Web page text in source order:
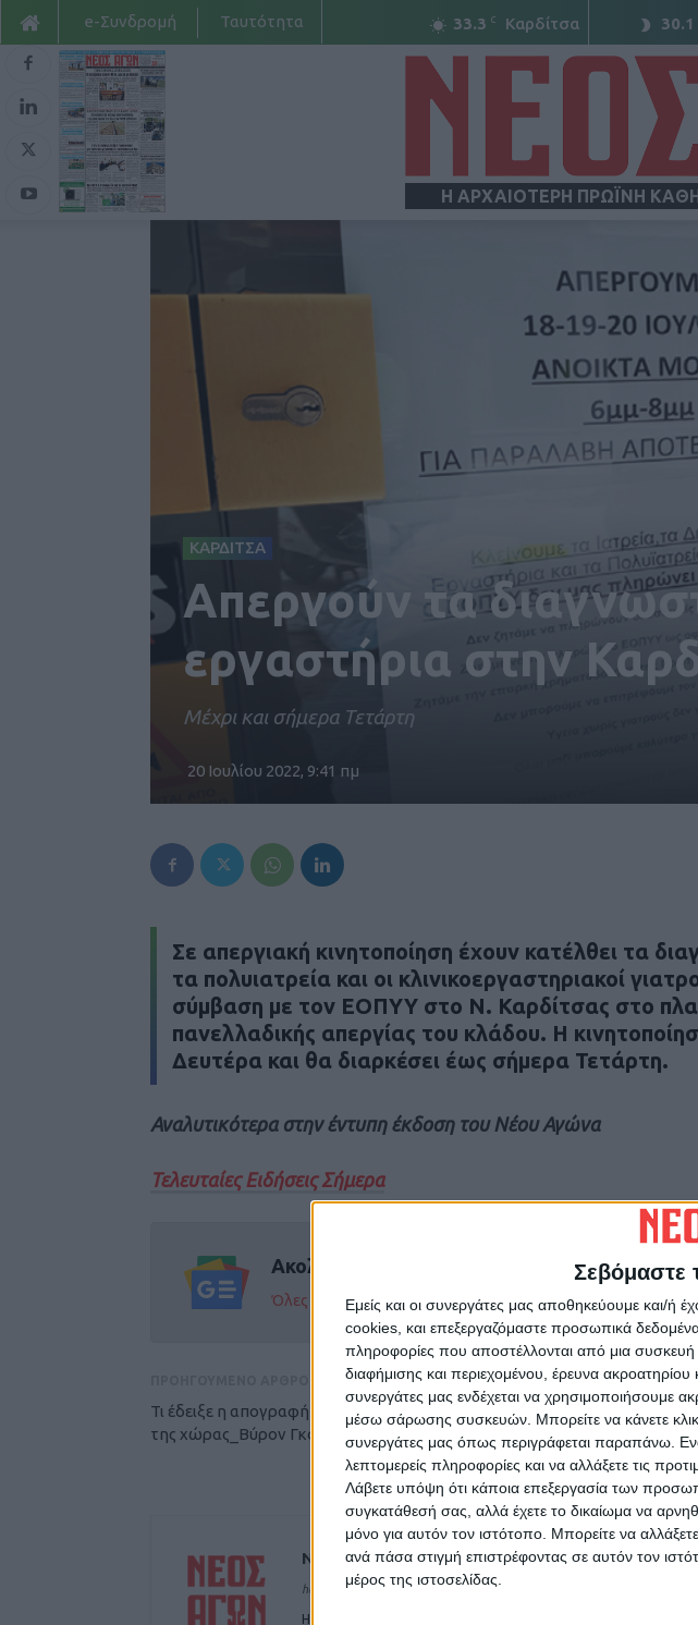
Σεβόμαστε
Εμείς και οι συνεργάτες μας αποθηκεύουμε και/
cookies, και επεξεργαζόμαστε προσωπικά
πληροφορίες που αποστέλλονται από μια συσκευή
διαφήμισης και περιεχομένου, έρευνα
συνεργάτες μας ενδέχεται να χρησιμοποιήσουμε
μέσω σάρωσης συσκευών. Μπορείτε να κάνετε κλικ
συνεργάτες μας όπως περιγράφεται παραπάνω.
λεπτομερείς πληροφορίες και να αλλάξετε τις
Λάβετε υπόψη ότι κάποια επεξεργασία των
συγκατάθεσή σας, αλλά έχετε το δικαίωμα να
μόνο για αυτόν τον ιστότοπο. Μπορείτε να
ανά πάσα στιγμή επιστρέφοντας σε αυτόν τον
μέρος της ιστοσελίδας.
33.3 C Καρδίτσα 30.1
e-Συνδρομή Ταυτότητα
Η ΑΡΧΑΙΟΤΕΡΗ ΠΡΩΪΝΗ
ΚΑΡΔΙΤΣΑ
Aπεργούν τα
εργαστήρια στην
Μέχρι και σήμερα Τετάρτη
20 Ιουλίου 2022, 9:41 πμ
Σε απεργιακή κινητοποίηση έχουν κατέλθει τα
τα πολυιατρεία και οι κλινικοεργαστηριακοί
σύμβαση με τον ΕΟΠΥΥ στο Ν. Καρδίτσας στο
πανελλαδικής απεργίας του κλάδου. Η
Δευτέρα και θα διαρκέσει έως σήμερα Τετάρτη.
Αναλυτικότερα στην έντυπη έκδοση του Νέου Αγώνα
Τελευταίες Ειδήσεις Σήμερα
Ακολούθησε την εφημερίδα ΝΕΟΣ ΑΓΩΝ στο
Όλες οι εξελίξεις στην περιοχή της Καρδίτσας και
Τι έδειξε η απογραφή 2021για τον πληθυσμό
της χώρας_Βύρον Γκοτζαμάνης
Tρεις και
αναβάθμιση
ΝΕΟΣ ΑΓΩΝ
https://neosagon.gr
Η Αρχαιότερη Καθημερινή Πρωινή Εφημερίδα της Καρδίτσας